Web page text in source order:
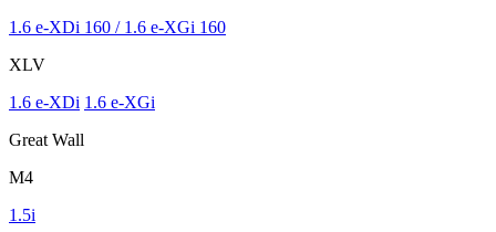
1.6 e-XDi 160 / 1.6 e-XGi 160
XLV
1.6 e-XDi 1.6 e-XGi
Great Wall
M4
1.5i